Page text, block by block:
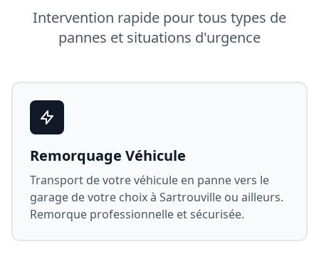
Intervention rapide pour tous types de
pannes et situations d'urgence
Remorquage Véhicule
Transport de votre véhicule en panne vers le
garage de votre choix à Sartrouville ou ailleurs.
Remorque professionnelle et sécurisée.